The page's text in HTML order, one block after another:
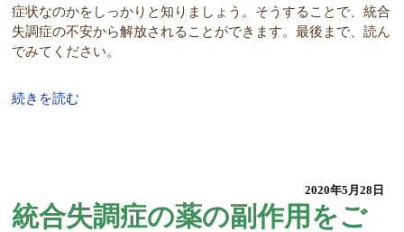
症状なのかをしっかりと知りましょう。そうすることで、統合
失調症の不安から解放されることができます。最後まで、読ん
でみてください。
続きを読む
2020年5月28日
統合失調症の薬の副作用をご